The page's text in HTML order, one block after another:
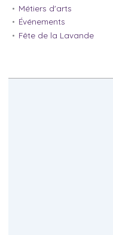
Métiers d'arts
Événements
Fête de la Lavande